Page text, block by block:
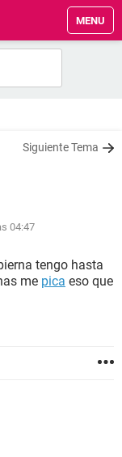
MENU
Siguiente Tema
04:47
tengo hasta
me pica eso que